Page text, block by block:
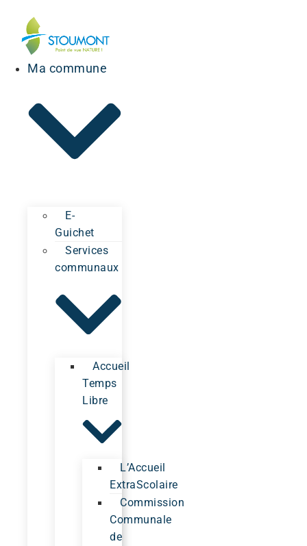
Ma commune
E-
Guichet
Services
communaux
Accueil
Temps
Libre
L’Accueil
ExtraScolaire
Commission
Communale
de